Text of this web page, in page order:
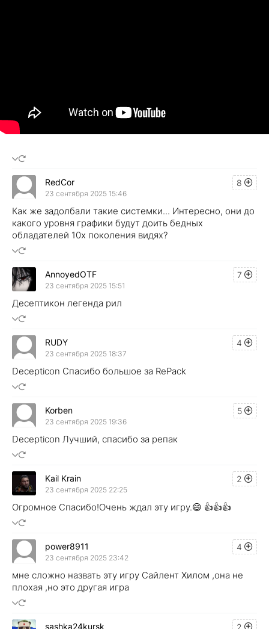
8
RedCor
23 сентября 2025 15:46
Как же задолбали такие системки... Интересно, они до
какого уровня графики будут доить бедных
обладателей 10х поколения видях?
7
AnnoyedOTF
23 сентября 2025 15:51
Десептикон легенда рил
4
RUDY
23 сентября 2025 18:37
Decepticon Спасибо большое за RePack
5
Korben
23 сентября 2025 19:36
Decepticon Лучший, спасибо за репак
2
Kail Krain
23 сентября 2025 22:25
Огромное Спасибо!Очень ждал эту игру.😄 👍👍👍
4
power8911
23 сентября 2025 23:42
мне сложно назвать эту игру Сайлент Хилом ,она не
плохая ,но это другая игра
sashka24kursk